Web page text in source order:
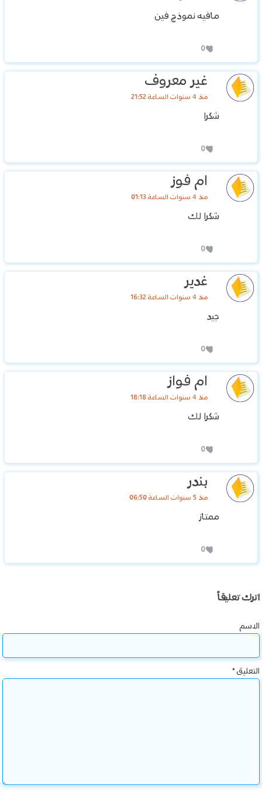
مافيه نموذج فين
0
غير معروف
منذ 4 سنوات الساعة 21:52
شكرا
0
ام فوز
منذ 4 سنوات الساعة 01:13
شكرا لك
0
غدير
منذ 4 سنوات الساعة 16:32
جيد
0
ام فواز
منذ 4 سنوات الساعة 18:18
شكرا لك
0
بندر
منذ 5 سنوات الساعة 06:50
ممتاز
0
اترك تعليقاً
الاسم
التعليق*